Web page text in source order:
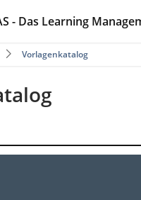
- Das Learning
Vorlagenkatalog